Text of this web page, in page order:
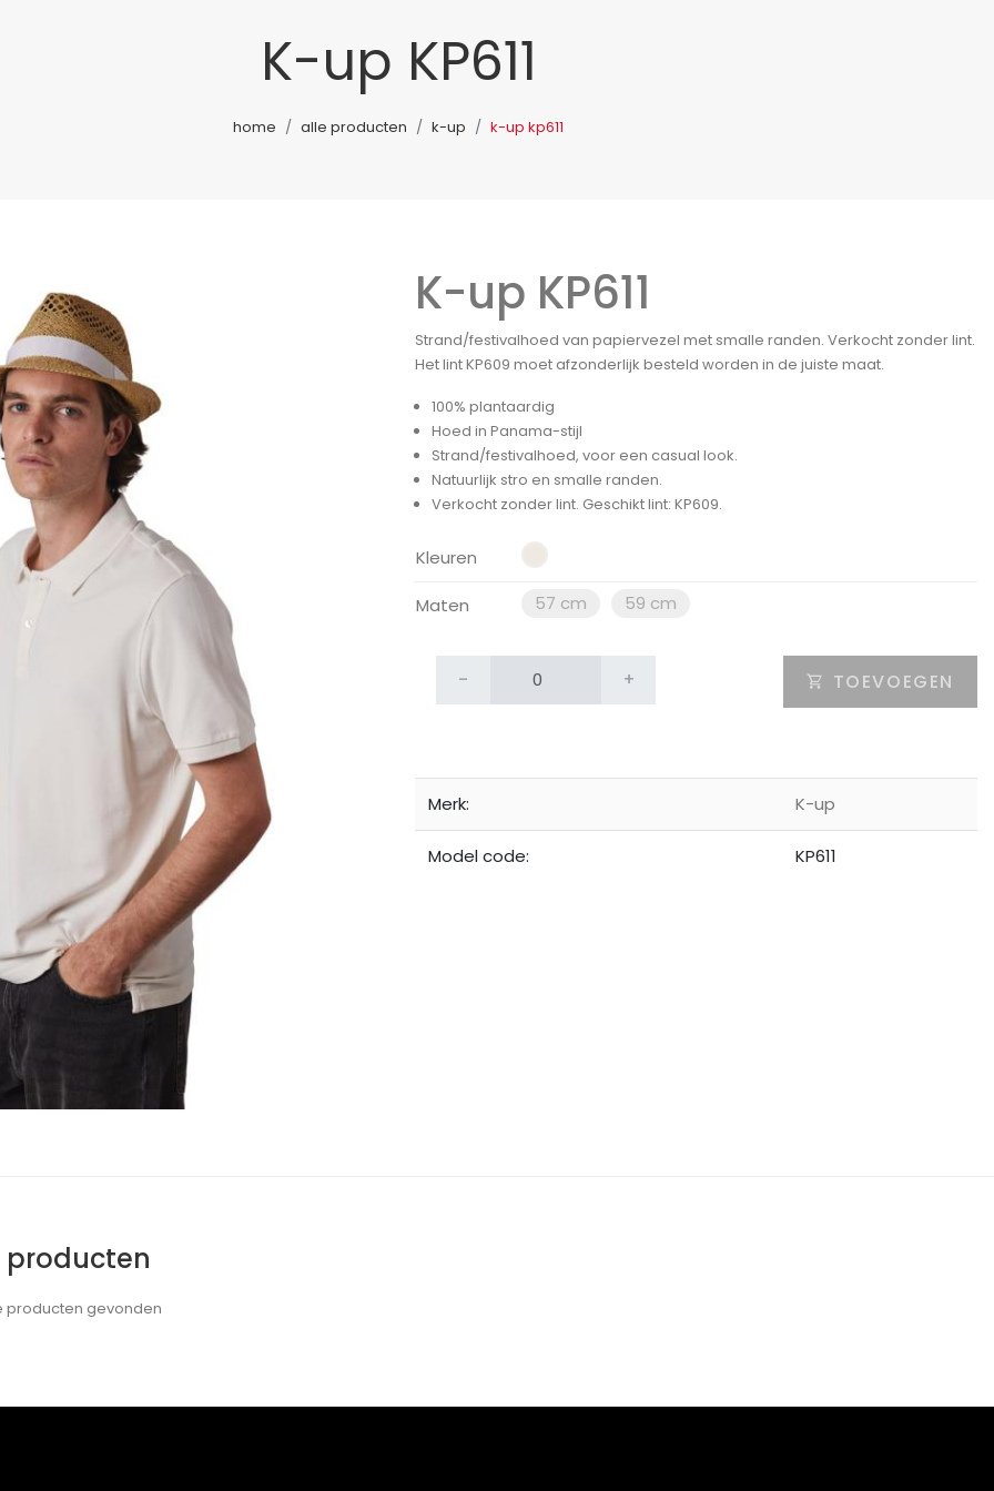
K-up KP611
home alle producten k-up k-up kp611
K-up KP611
Strand/festivalhoed van papiervezel met smalle randen. Verkocht zonder lint.
Het lint KP609 moet afzonderlijk besteld worden in de juiste maat.
100% plantaardig
Hoed in Panama-stijl
Strand/festivalhoed, voor een casual look.
Natuurlijk stro en smalle randen.
Verkocht zonder lint. Geschikt lint: KP609.
Kleuren
Maten 57 cm 59 cm
- + TOEVOEGEN
Merk: K-up
Model code: KP611
producten
producten gevonden